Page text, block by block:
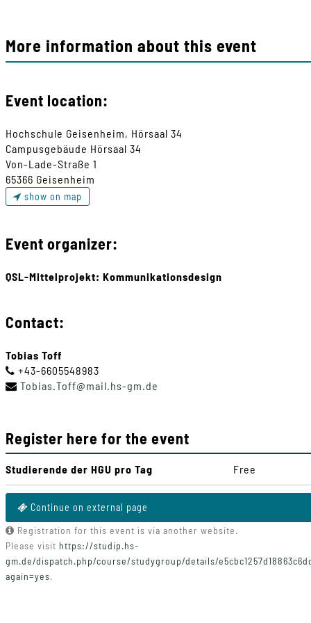
More information about this event
Event location:
Hochschule Geisenheim, Hörsaal 34
Campusgebäude Hörsaal 34
Von-Lade-Straße 1
65366 Geisenheim
show on map
Event organizer:
QSL-Mittelprojekt: Kommunikationsdesign
Contact:
Tobias Toff
+43-6605548983
Tobias.Toff@mail.hs-gm.de
Register here for the event
Studierende der HGU pro Tag Free
Continue on external page
Registration for this event is via another website.
Please visit https://studip.hs-
gm.de/dispatch.php/course/studygroup/details/
again=yes.